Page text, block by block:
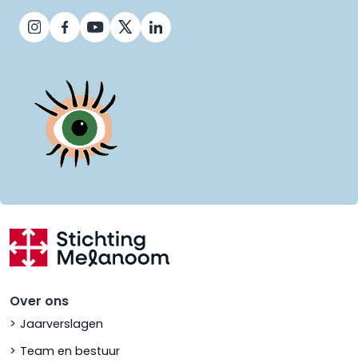
Over ons
Jaarverslagen
Team en bestuur